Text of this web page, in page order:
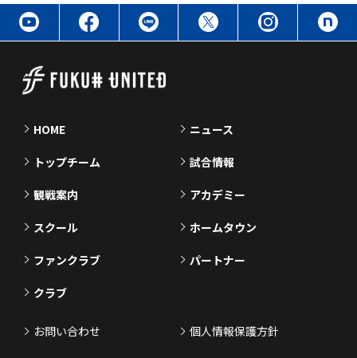
HOME ニュース
トップチーム 試合情報
観戦案内 アカデミー
スクール ホームタウン
ファンクラブ パートナー
クラブ
お問い合わせ 個人情報保護方針